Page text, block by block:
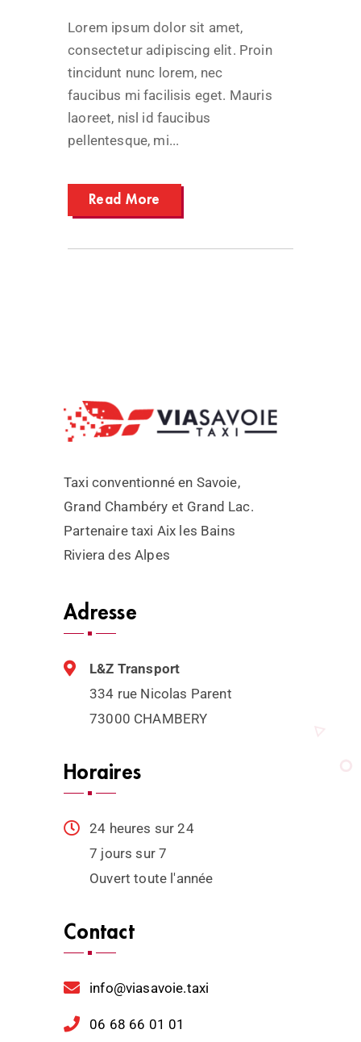
Lorem ipsum dolor sit amet,
consectetur adipiscing elit. Proin
tincidunt nunc lorem, nec
faucibus mi facilisis eget. Mauris
laoreet, nisl id faucibus
pellentesque, mi...
Read More
Taxi conventionné en Savoie,
Grand Chambéry et Grand Lac.
Partenaire taxi Aix les Bains
Riviera des Alpes
Adresse
L&Z Transport
334 rue Nicolas Parent
73000 CHAMBERY
Horaires
24 heures sur 24
7 jours sur 7
Ouvert toute l'année
Contact
info@viasavoie.taxi
06 68 66 01 01